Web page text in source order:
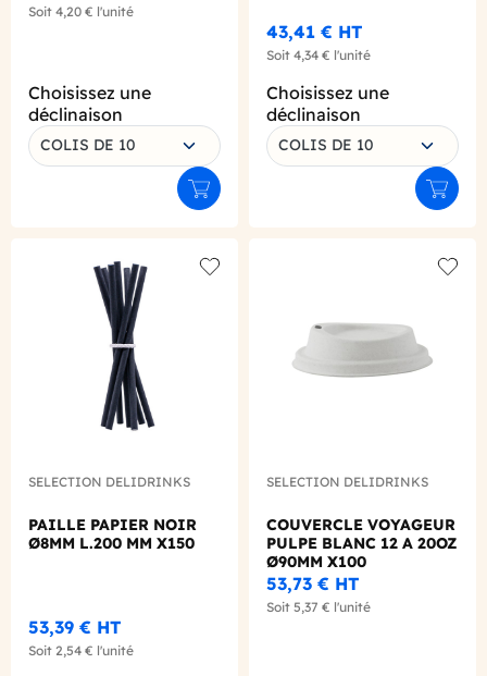
Soit 4,20 € l'unité
Choisissez une
déclinaison
COLIS DE 10
Ajouter au panier
43,41 € HT
Soit 4,34 € l'unité
Choisissez une
déclinaison
COLIS DE 10
SELECTION DELIDRINKS
PAILLE PAPIER NOIR
Ø8MM L.200 MM X150
53,39 € HT
Soit 2,54 € l'unité
SELECTION DELIDRINKS
COUVERCLE VOYAGEUR
PULPE BLANC 12 A 20OZ
Ø90MM X100
53,73 € HT
Soit 5,37 € l'unité